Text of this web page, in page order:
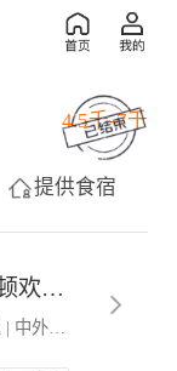
4.5千-7千
提供食宿
武汉东站光谷天地希尔顿欢朋酒店
| 中外合营(合资．合作)